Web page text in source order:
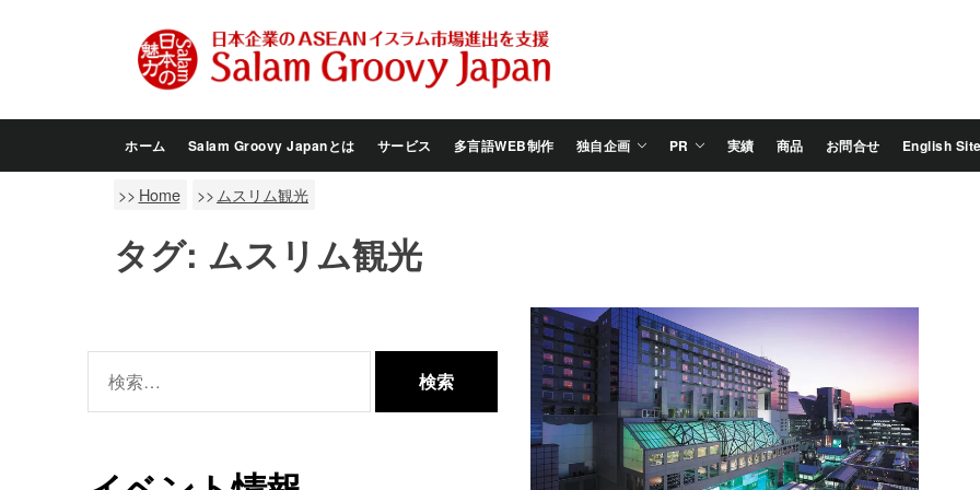
Groovy
Japan
ホーム Salam Groovy Japanとは サービス 多言語WEB制作 独自企画 PR 実績 商品 お問合せ English
Home ムスリム観光
タグ: ムスリム観光
索: